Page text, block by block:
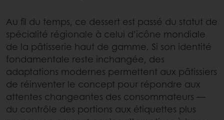
Au fil du temps, ce dessert est passé du statut de
spécialité régionale à celui d’icône mondiale
de la pâtisserie haut de gamme. Si son identité
fondamentale reste inchangée, des
adaptations modernes permettent aux pâtissiers
de réinventer le concept pour répondre aux
attentes changeantes des consommateurs —
du contrôle des portions aux étiquettes plus